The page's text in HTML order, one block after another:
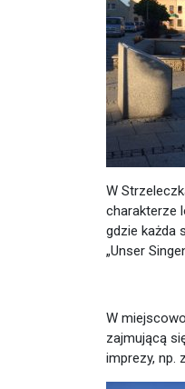
W
charakterze
gdzie każda
„Unser
W
zajmującą
imprezy, np.